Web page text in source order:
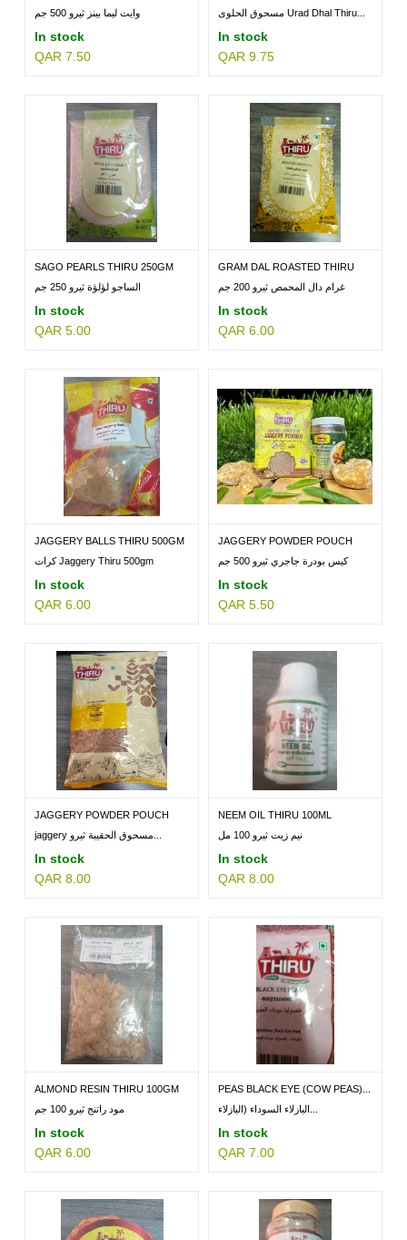
500GM وايت ليما بينز ثيرو 500 جم
In stock
QAR 7.50
DHAL...
مسحوق الحلوى Urad Dhal Thiru...
In stock
QAR 9.75
SAGO PEARLS THIRU 250GM
الساجو لؤلؤة ثيرو 250 جم
In stock
QAR 5.00
GRAM DAL ROASTED THIRU
200GM غرام دال المحمص ثيرو 200 جم
In stock
QAR 6.00
JAGGERY BALLS THIRU 500GM
كرات Jaggery Thiru 500gm
In stock
QAR 6.00
JAGGERY POWDER POUCH
THIRU...كيس بودرة جاجري ثيرو 500 جم
In stock
QAR 5.50
JAGGERY POWDER POUCH
THIRU...
In stock
QAR 8.00
NEEM OIL THIRU 100ML
نيم زيت ثيرو 100 مل
In stock
QAR 8.00
ALMOND RESIN THIRU 100GM
مود راتنج ثيرو 100 جم
In stock
QAR 6.00
PEAS BLACK EYE (COW PEAS)...
In stock
QAR 7.00